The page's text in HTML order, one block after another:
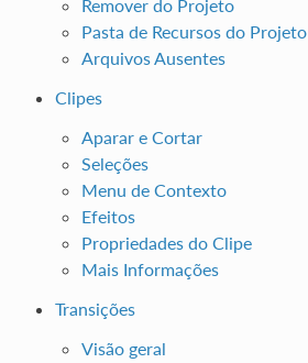
Remover do Projeto
Pasta de Recursos do Projeto
Arquivos Ausentes
Clipes
Aparar e Cortar
Seleções
Menu de Contexto
Efeitos
Propriedades do Clipe
Mais Informações
Transições
Visão geral